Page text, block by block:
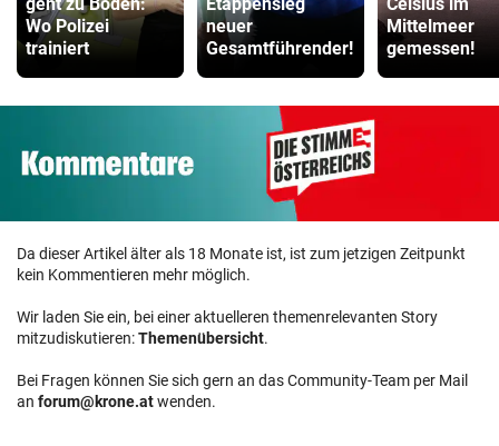
Wo Polizei
trainiert
neuer
Gesamtführender!
Mittelmeer
gemessen!
Da dieser Artikel älter als 18 Monate ist, ist zum jetzigen Zeitpunkt
kein Kommentieren mehr möglich.
Wir laden Sie ein, bei einer aktuelleren themenrelevanten Story
mitzudiskutieren:Themenübersicht.
Bei Fragen können Sie sich gern an das Community-Team per Mail
an forum@krone.atwenden.